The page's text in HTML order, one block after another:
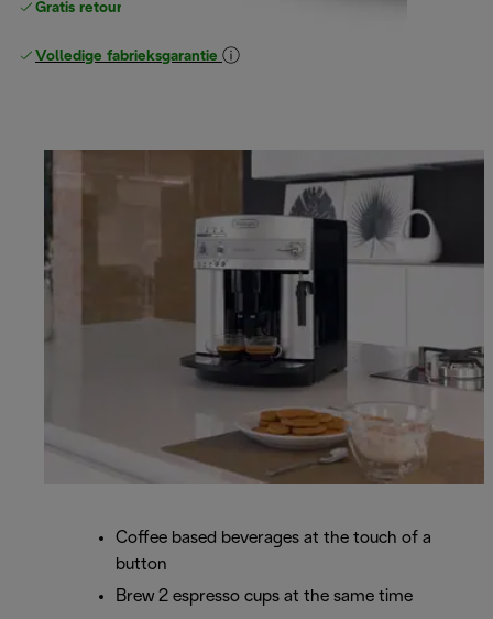
Gratis retourneren
Volledige fabrieksgarantie
Coffee based beverages at the touch of a
button
Brew 2 espresso cups at the same time